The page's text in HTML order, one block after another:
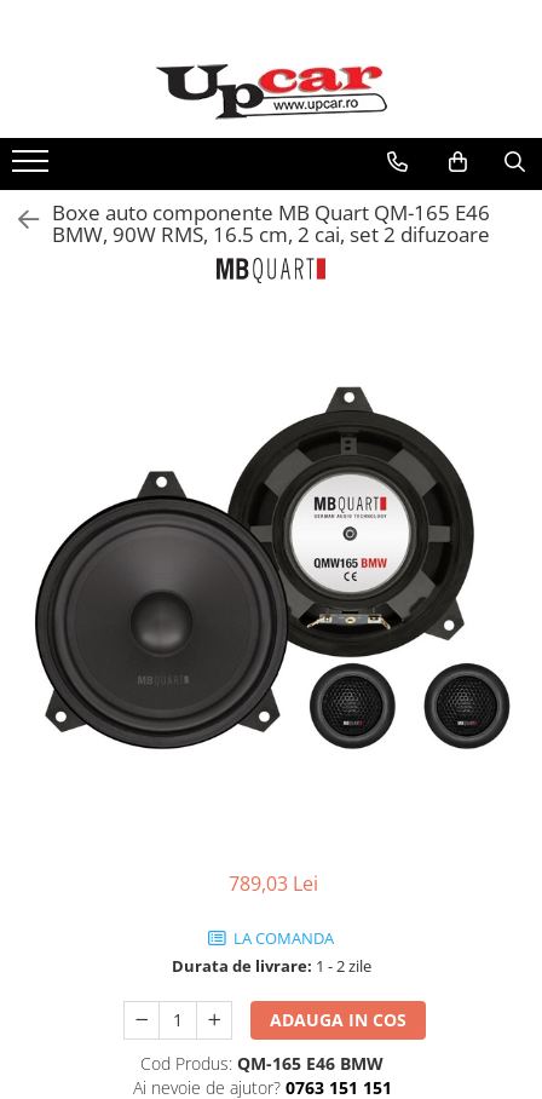
Toate Produsele
Tricicluri Electrice
ATV-uri Electrice
Trotinete Electrice
Electrocasnice Mici
Audio & Video
Boxe auto componente MB Quart QM-165 E46
BMW, 90W RMS, 16.5 cm, 2 cai, set 2 difuzoare
789,03 Lei
LA COMANDA
Durata de livrare: 1 - 2 zile
ADAUGA IN COS
Cod Produs: QM-165 E46 BMW
Ai nevoie de ajutor? 0763 151 151